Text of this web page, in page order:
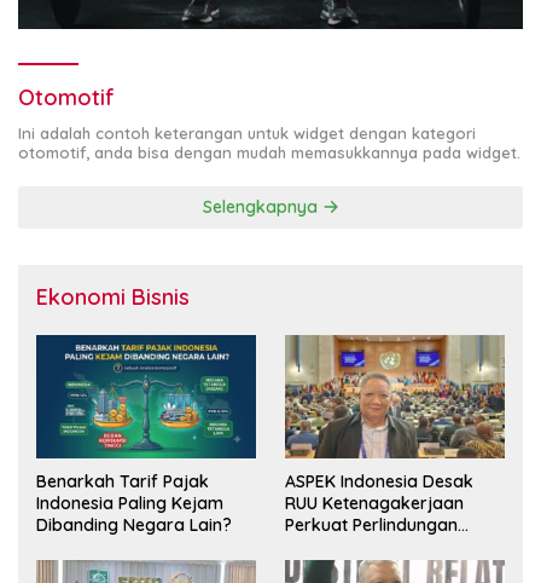
Otomotif
Ini adalah contoh keterangan untuk widget dengan kategori
otomotif, anda bisa dengan mudah memasukkannya pada widget.
Selengkapnya
Ekonomi Bisnis
Benarkah Tarif Pajak
Indonesia Paling Kejam
Dibanding Negara Lain?
ASPEK Indonesia Desak
RUU Ketenagakerjaan
Perkuat Perlindungan
Pesangon